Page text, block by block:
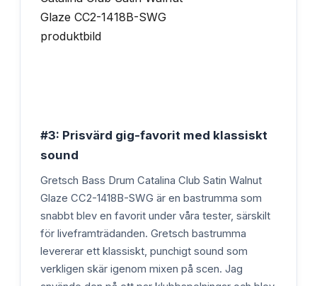
#3: Prisvärd gig-favorit med klassiskt
sound
Gretsch Bass Drum Catalina Club Satin Walnut
Glaze CC2-1418B-SWG är en bastrumma som
snabbt blev en favorit under våra tester, särskilt
för liveframträdanden. Gretsch bastrumma
levererar ett klassiskt, punchigt sound som
verkligen skär igenom mixen på scen. Jag